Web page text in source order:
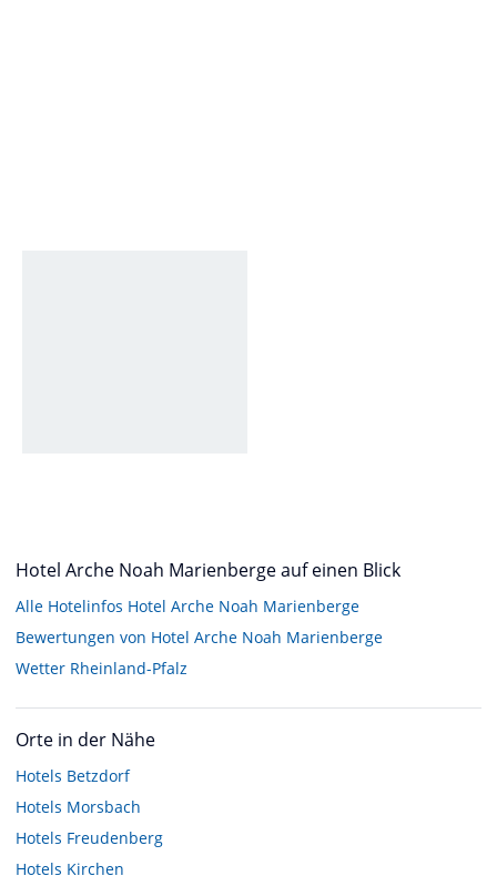
Hotel Arche Noah Marienberge auf einen Blick
Alle Hotelinfos Hotel Arche Noah Marienberge
Bewertungen von Hotel Arche Noah Marienberge
Wetter Rheinland-Pfalz
Orte in der Nähe
Hotels Betzdorf
Hotels Morsbach
Hotels Freudenberg
Hotels Kirchen